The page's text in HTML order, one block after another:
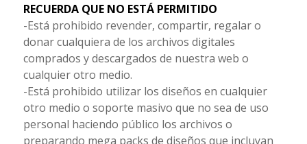
RECUERDA QUE NO ESTÁ PERMITIDO
-Está prohibido revender, compartir, regalar o
donar cualquiera de los archivos digitales
comprados y descargados de nuestra web o
cualquier otro medio.
-Está prohibido utilizar los diseños en cualquier
otro medio o soporte masivo que no sea de uso
personal haciendo público los archivos o
preparando mega packs de diseños que incluyan